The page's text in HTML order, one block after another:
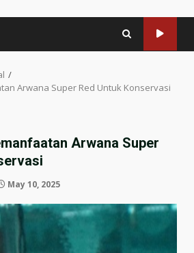
Arwana Super Red Untuk Konservasi
Arwana Super
May 10, 2025